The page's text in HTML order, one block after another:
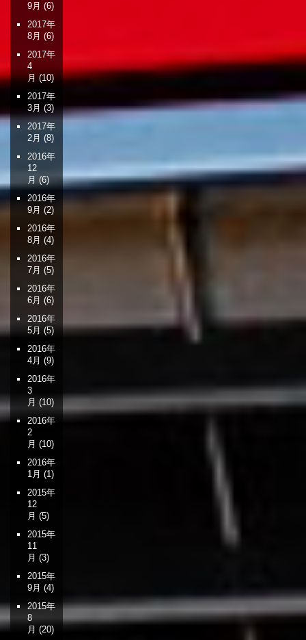
9月 (6)
2017年
8月 (6)
2017年
4
月(10)
2017年
3月 (3)
2017年
2月 (8)
2016年
12
月 (6)
2016年
9月 (2)
2016年
8月 (4)
2016年
7月 (5)
2016年
6月 (6)
2016年
5月 (5)
2016年
4月 (9)
2016年
3
月 (10)
2016年
2
月 (10)
2016年
1月 (1)
2015年
12
月 (5)
2015年
11
月 (3)
2015年
9月 (4)
2015年
8
月 (20)